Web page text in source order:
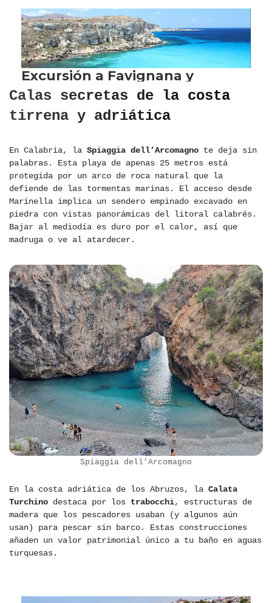
Calas secretas de la costa
tirrena y adriática
En Calabria, la Spiaggia dell’Arcomagno te deja sin
palabras. Esta playa de apenas 25 metros está
protegida por un arco de roca natural que la
defiende de las tormentas marinas. El acceso desde
Marinella implica un sendero empinado excavado en
piedra con vistas panorámicas del litoral calabrés.
Bajar al mediodía es duro por el calor, así que
madruga o ve al atardecer.
Spiaggia dell’Arcomagno
En la costa adriática de los Abruzos, la Calata
Turchino destaca por los trabocchi, estructuras de
madera que los pescadores usaban (y algunos aún
usan) para pescar sin barco. Estas construcciones
añaden un valor patrimonial único a tu baño en aguas
turquesas.